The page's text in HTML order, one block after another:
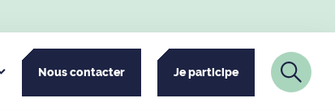
Nous contacter Je participe